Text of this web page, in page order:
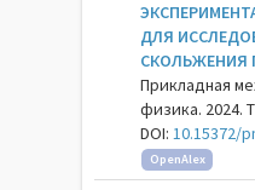
ДЛЯ
СКОЛЬЖЕНИЯ
Прикладная
физика. 2024.
DOI:10.15372/
OpenAlex